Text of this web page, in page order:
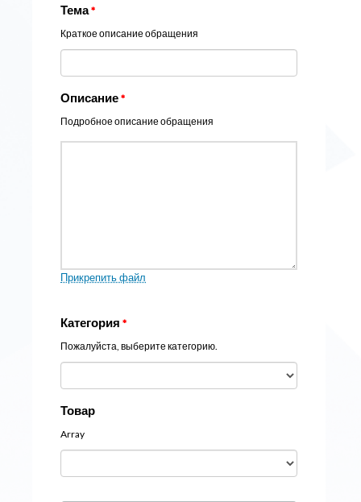
Тема*
Краткое описание обращения
Описание *
Подробное описание обращения
Прикрепить файл
Категория *
Пожалуйста, выберите категорию.
Товар
Array